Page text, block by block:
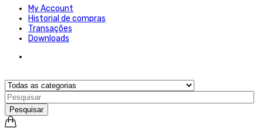
My Account
Historial de compras
Transações
Downloads
Pesquisar